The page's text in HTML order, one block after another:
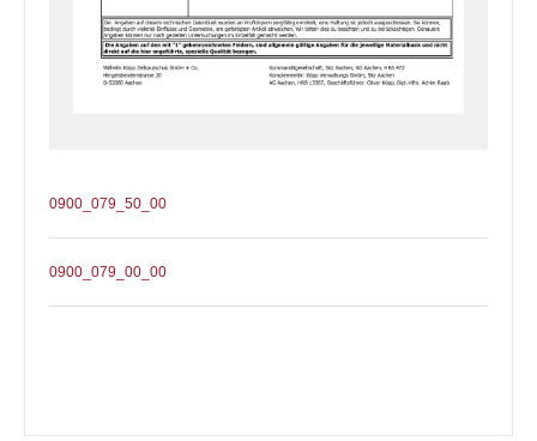
0900_079_50_00
0900_079_00_00